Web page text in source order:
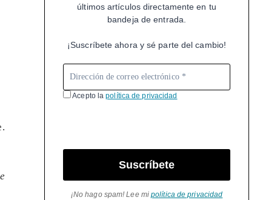
últimos artículos directamente en tu
bandeja de entrada.
¡Suscríbete ahora y sé parte del cambio!
Acepto lapolítica de privacidad
Suscríbete
¡No hago spam! Lee mipolítica de privacidad